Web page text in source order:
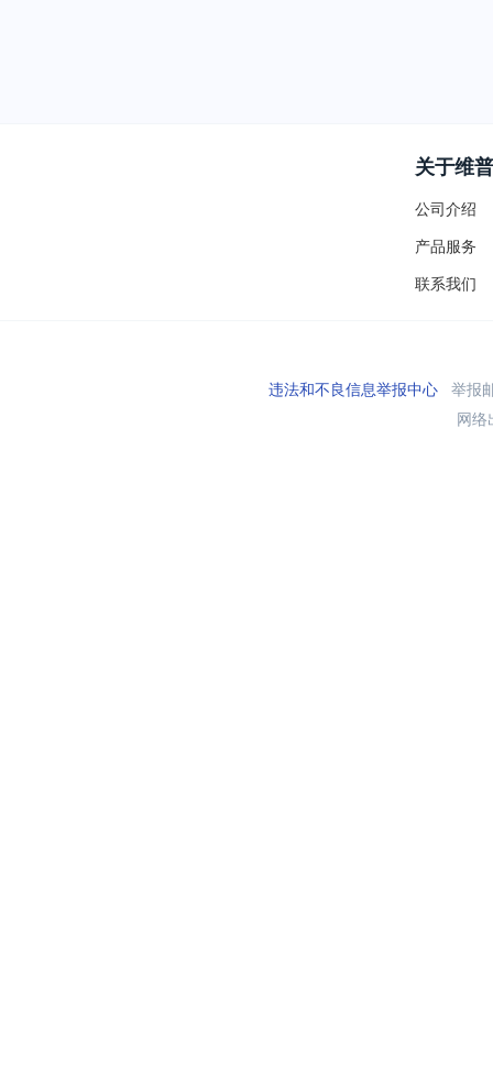
关于维普
公司介绍
产品服务
联系我们
违法和不良信息举报中心举报
网